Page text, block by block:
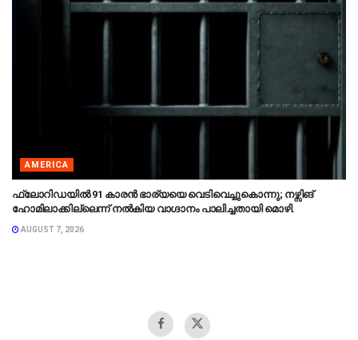
AMERICA
ഫ്ലോറിഡയിൽ 91 കാരൻ ഭാര്യയെ വെടിവെച്ചുകൊന്നു; നഴ്സിങ്
ഹോമിലാക്കില്ലെന്ന് നൽകിയ വാഗ്ദാനം പാലിച്ചതായി മൊഴി.
AUGUST 7, 2026